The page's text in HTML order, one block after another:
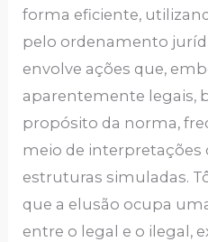
forma eficiente,
pelo ordenamento
envolve ações que,
aparentemente legais,
propósito da norma,
meio de interpretações
estruturas simuladas.
que a elusão ocupa
entre o legal e o ilegal,